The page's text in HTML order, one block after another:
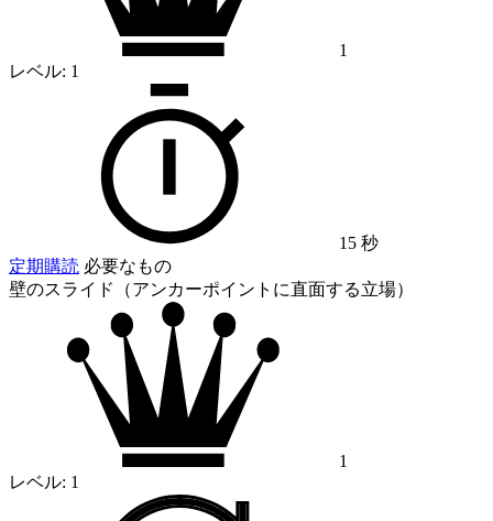
1
レベル: 1
15 秒
定期購読 必要なもの
壁のスライド（アンカーポイントに直面する立場）
1
レベル: 1